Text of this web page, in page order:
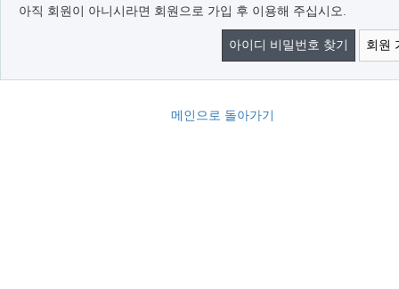
아직 회원이 아니시라면 회원으로 가입 후 이용해 주십시오.
아이디 비밀번호 찾기 회원
메인으로 돌아가기